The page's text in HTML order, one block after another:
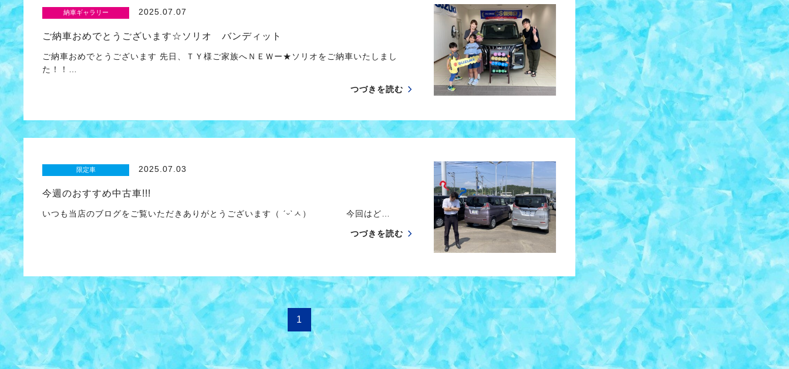
納車ギャラリー 2025.07.07
ご納車おめでとうございます☆ソリオ バンディット
ご納車おめでとうございます 先日、ＴＹ様ご家族へＮＥＷー★ソリオをご納車いたしまし
た！！…
つづきを読む
限定車 2025.07.03
今週のおすすめ中古車!!!
いつも当店のブログをご覧いただきありがとうございます（ ˊᵕˋㅅ） 今回はど…
つづきを読む
1